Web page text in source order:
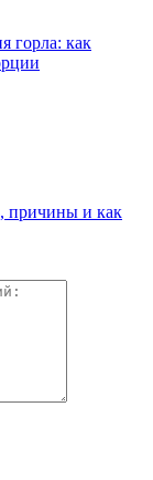
горла: как
причины и как